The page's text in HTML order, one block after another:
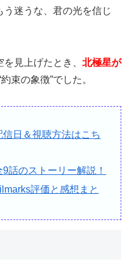
迷うな、君の光を信じ
見上げたとき、 北極星が
束の象徴”でした。
日＆視聴方法はこち
話のストーリー解説！
評価と感想まと